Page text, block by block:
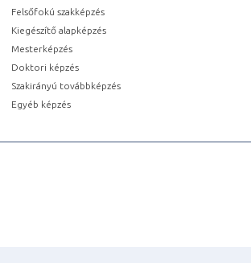
Felsőfokú szakképzés
Kiegészítő alapképzés
Mesterképzés
Doktori képzés
Szakirányú továbbképzés
Egyéb képzés